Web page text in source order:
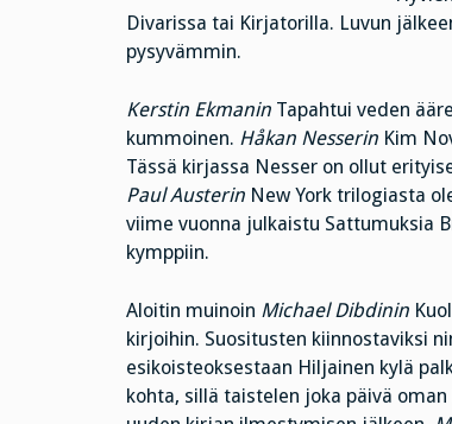
Divarissa tai Kirjatorilla. Luvun
pysyvämmin.
Kerstin EkmaninTapahtui veden
kummoinen. Håkan NesserinKim
Tässä kirjassa Nesser on ollut
Paul AusterinNew York trilogiasta
viime vuonna julkaistu Sattumuksia
kymppiin.
Aloitin muinoin Michael Dibdinin
kirjoihin. Suositusten kiinnostaviksi
esikoisteoksestaan Hiljainen kylä
kohta, sillä taistelen joka päivä